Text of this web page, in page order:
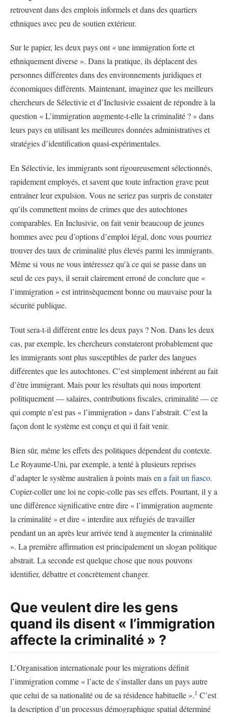
retrouvent dans des emplois informels et dans des quartiers
ethniques avec peu de soutien extérieur.
Sur le papier, les deux pays ont « une immigration forte et
ethniquement diverse ». Dans la pratique, ils déplacent des
personnes différentes dans des environnements juridiques et
économiques différents. Maintenant, imaginez que les meilleurs
chercheurs de Sélectivie et d’Inclusivie essaient de répondre à la
question « L’immigration augmente-t-elle la criminalité ? » dans
leurs pays en utilisant les meilleures données administratives et
stratégies d’identification quasi-expérimentales.
En Sélectivie, les immigrants sont rigoureusement sélectionnés,
rapidement employés, et savent que toute infraction grave peut
entraîner leur expulsion. Vous ne seriez pas surpris de constater
qu’ils commettent moins de crimes que des autochtones
comparables. En Inclusivie, on fait venir beaucoup de jeunes
hommes avec peu d’options d’emploi légal, donc vous pourriez
trouver des taux de criminalité plus élevés parmi les immigrants.
Même si vous ne vous intéressez qu’à ce qui se passe dans un
seul de ces pays, il serait clairement erroné de conclure que «
l’immigration » est intrinsèquement bonne ou mauvaise pour la
sécurité publique.
Tout sera-t-il différent entre les deux pays ? Non. Dans les deux
cas, par exemple, les chercheurs constateront probablement que
les immigrants sont plus susceptibles de parler des langues
différentes que les autochtones. C’est simplement inhérent au fait
d’être immigrant. Mais pour les résultats qui nous importent
politiquement — salaires, contributions fiscales, criminalité — ce
qui compte n’est pas « l’immigration » dans l’abstrait. C’est la
façon dont le système est conçu et qui il fait venir.
Bien sûr, même les effets des politiques dépendent du contexte.
Le Royaume-Uni, par exemple, a tenté à plusieurs reprises
d’adapter le système australien à points maisen a fait un fiasco.
Copier-coller une loi ne copie-colle pas ses effets. Pourtant, il y a
une différence significative entre dire « l’immigration augmente
la criminalité » et dire « interdire aux réfugiés de travailler
pendant un an après leur arrivée tend à augmenter la criminalité
». La première affirmation est principalement un slogan politique
abstrait. La seconde est quelque chose que nous pouvons
identifier, débattre et concrètement changer.
Que veulent dire les gens
quand ils disent « l’immigration
affecte la criminalité » ?
L’Organisation internationale pour les migrations définit
l’immigration comme « l’acte de s’installer dans un pays autre
que celui de sa nationalité ou de sa résidence habituelle ».1 C’est
la description d’un processus démographique spatial déterminé